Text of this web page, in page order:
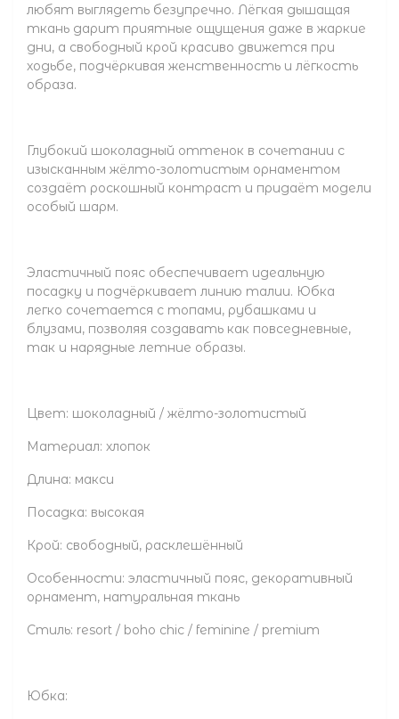
любят выглядеть безупречно. Лёгкая дышащая
ткань дарит приятные ощущения даже в жаркие
дни, а свободный крой красиво движется при
ходьбе, подчёркивая женственность и лёгкость
образа.
Глубокий шоколадный оттенок в сочетании с
изысканным жёлто-золотистым орнаментом
создаёт роскошный контраст и придаёт модели
особый шарм.
Эластичный пояс обеспечивает идеальную
посадку и подчёркивает линию талии. Юбка
легко сочетается с топами, рубашками и
блузами, позволяя создавать как повседневные,
так и нарядные летние образы.
Цвет: шоколадный / жёлто-золотистый
Материал: хлопок
Длина: макси
Посадка: высокая
Крой: свободный, расклешённый
Особенности: эластичный пояс, декоративный
орнамент, натуральная ткань
Стиль: resort / boho chic / feminine / premium
Юбка: